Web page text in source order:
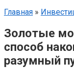
Главная »
Золотые
способ
разумный